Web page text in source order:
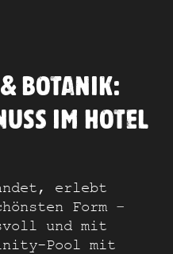
BOTANIK:
IM HOTEL
erlebt
Form –
und mit
Pool mit